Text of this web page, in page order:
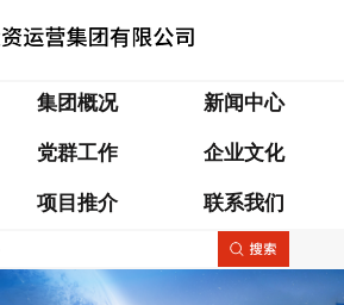
集团概况 新闻中心
党群工作 企业文化
项目推介 联系我们